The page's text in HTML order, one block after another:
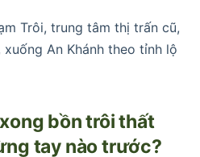
Trôi, trung tâm thị trấn cũ,
An Khánh theo tỉnh lộ
bồn trôi thất
tay nào trước?